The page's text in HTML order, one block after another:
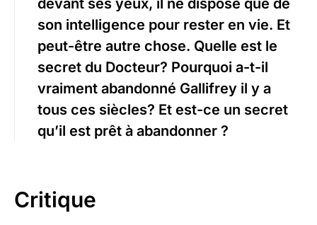
devant ses yeux, il ne dispose que de
son intelligence pour rester en vie. Et
peut-être autre chose. Quelle est le
secret du Docteur? Pourquoi a-t-il
vraiment abandonné Gallifrey il y a
tous ces siècles? Et est-ce un secret
qu’il est prêt à abandonner ?
Critique